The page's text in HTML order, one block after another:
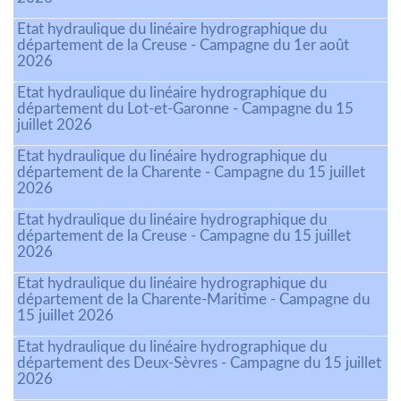
Etat hydraulique du linéaire hydrographique du
département de la Creuse - Campagne du 1er août
2026
Etat hydraulique du linéaire hydrographique du
département du Lot-et-Garonne - Campagne du 15
juillet 2026
Etat hydraulique du linéaire hydrographique du
département de la Charente - Campagne du 15 juillet
2026
Etat hydraulique du linéaire hydrographique du
département de la Creuse - Campagne du 15 juillet
2026
Etat hydraulique du linéaire hydrographique du
département de la Charente-Maritime - Campagne du
15 juillet 2026
Etat hydraulique du linéaire hydrographique du
département des Deux-Sèvres - Campagne du 15 juillet
2026